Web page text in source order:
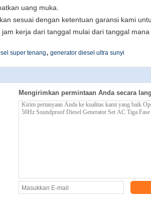
uang muka.
sesuai dengan ketentuan garansi kami
kerja dari tanggal mulai dari tanggal mana
super tenang, generator diesel ultra sunyi
Mengirimkan permintaan Anda secara